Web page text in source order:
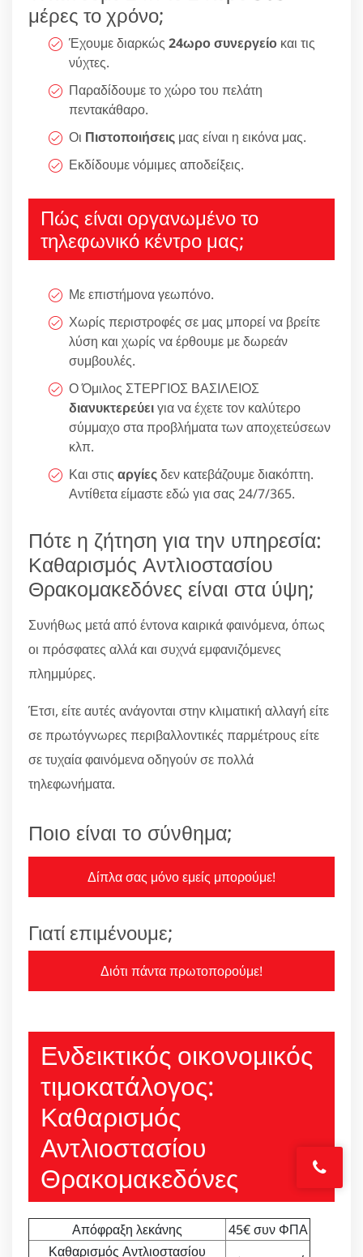
μέρες το χρόνο;
Έχουμε διαρκώς 24ωρο συνεργείο και τις
νύχτες.
Παραδίδουμε το χώρο του πελάτη
πεντακάθαρο.
Οι Πιστοποιήσεις μας είναι η εικόνα μας.
Εκδίδουμε νόμιμες αποδείξεις.
Πώς είναι οργανωμένο το
τηλεφωνικό κέντρο μας;
Με επιστήμονα γεωπόνο.
Χωρίς περιστροφές σε μας μπορεί να βρείτε
λύση και χωρίς να έρθουμε με δωρεάν
συμβουλές.
Ο Όμιλος ΣΤΕΡΓΙΟΣ ΒΑΣΙΛΕΙΟΣ
διανυκτερεύειγια να έχετε τον καλύτερο
σύμμαχο στα προβλήματα των αποχετεύσεων
κλπ.
Και στις αργίεςδεν κατεβάζουμε διακόπτη.
Αντίθετα είμαστε εδώ για σας 24/7/365.
Πότε η ζήτηση για την υπηρεσία:
Καθαρισμός Αντλιοστασίου
Θρακομακεδόνες είναι στα ύψη;
Συνήθως μετά από έντονα καιρικά φαινόμενα, όπως
οι πρόσφατες αλλά και συχνά εμφανιζόμενες
πλημμύρες.
Έτσι, είτε αυτές ανάγονται στην κλιματική αλλαγή είτε
σε πρωτόγνωρες περιβαλλοντικές παρμέτρους είτε
σε τυχαία φαινόμενα οδηγούν σε πολλά
τηλεφωνήματα.
Ποιο είναι το σύνθημα;
Δίπλα σας μόνο εμείς μπορούμε!
Γιατί επιμένουμε;
Διότι πάντα πρωτοπορούμε!
Ενδεικτικός οικονομικός
τιμοκατάλογος:
Καθαρισμός
Αντλιοστασίου
Θρακομακεδόνες
Απόφραξη λεκάνης
45€ συν ΦΠΑ
Καθαρισμός Αντλιοστασίου